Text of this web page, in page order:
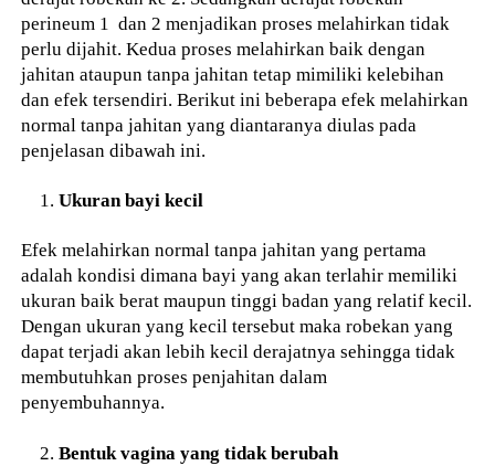
perineum 1 dan 2 menjadikan proses melahirkan tidak
perlu dijahit. Kedua proses melahirkan baik dengan
jahitan ataupun tanpa jahitan tetap mimiliki kelebihan
dan efek tersendiri. Berikut ini beberapa efek melahirkan
normal tanpa jahitan yang diantaranya diulas pada
penjelasan dibawah ini.
Ukuran bayi kecil
Efek melahirkan normal tanpa jahitan yang pertama
adalah kondisi dimana bayi yang akan terlahir memiliki
ukuran baik berat maupun tinggi badan yang relatif kecil.
Dengan ukuran yang kecil tersebut maka robekan yang
dapat terjadi akan lebih kecil derajatnya sehingga tidak
membutuhkan proses penjahitan dalam
penyembuhannya.
Bentuk vagina yang tidak berubah